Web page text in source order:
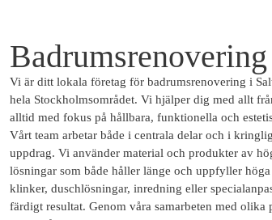
Vi är ditt lokala företag för badrumsrenovering i
hela Stockholmsområdet. Vi hjälper dig med allt
alltid med fokus på hållbara, funktionella och
Vårt team arbetar både i centrala delar och i
uppdrag. Vi använder material och produkter av
lösningar som både håller länge och uppfyller
klinker, duschlösningar, inredning eller
färdigt resultat. Genom våra samarbeten med